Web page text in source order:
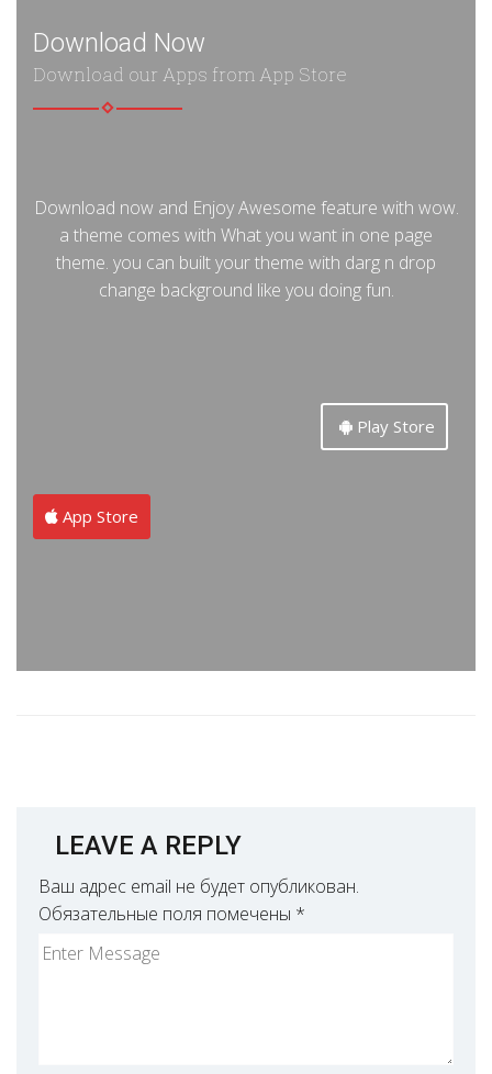
Download Now
Download our Apps from App Store
Download now and Enjoy Awesome feature with wow.
a theme comes with What you want in one page
theme. you can built your theme with darg n drop
change background like you doing fun.
Play Store
App Store
LEAVE A REPLY
Ваш адрес email не будет опубликован.
Обязательные поля помечены *